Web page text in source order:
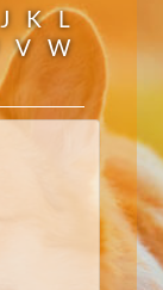
J K
L
V
W